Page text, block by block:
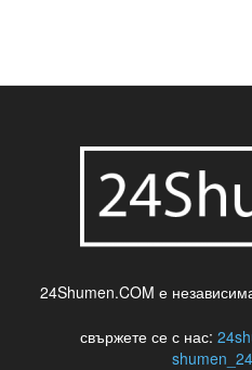
24Shumen.COM е
свържете се с нас: